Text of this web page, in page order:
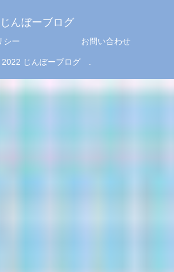
じんぼーブログ
シー お問い合わせ
じんぼーブログ .